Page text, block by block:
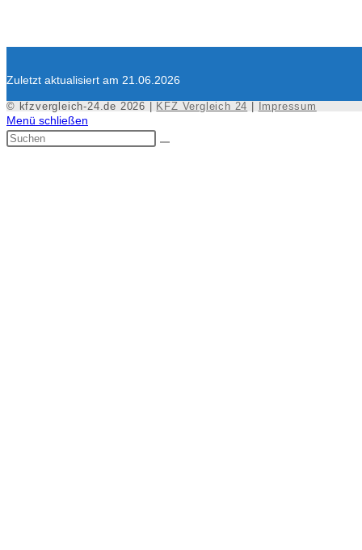
Zuletzt aktualisiert am 21.06.2026
© kfzvergleich-24.de 2026 | KFZ Vergleich 24 | Impressum
Menü schließen